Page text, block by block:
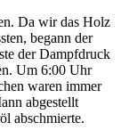
Da wir das Holz
begann der
der Dampfdruck
Um 6:00 Uhr
waren immer
abgestellt
abschmierte.